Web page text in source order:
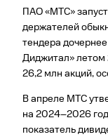
ПАО «МТС»
держателей
тендера
Диджитал» летом
26,2 млн акций,
В апреле МТС
на 2024–2026
показатель